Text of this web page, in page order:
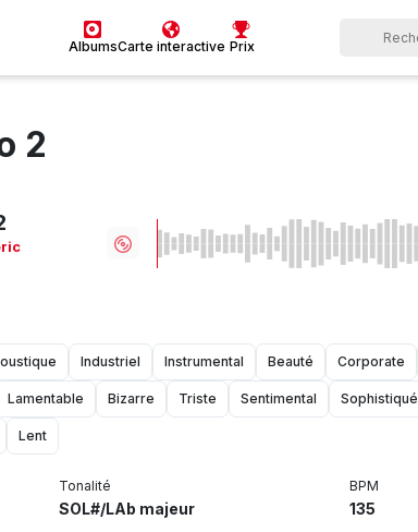
AlbumsCarte interactive Prix
2
Industriel Instrumental Beauté Corporate
Lamentable Bizarre Triste Sentimental Sophistiqué
Lent
Tonalité
SOL#/LAb majeur
BPM
135